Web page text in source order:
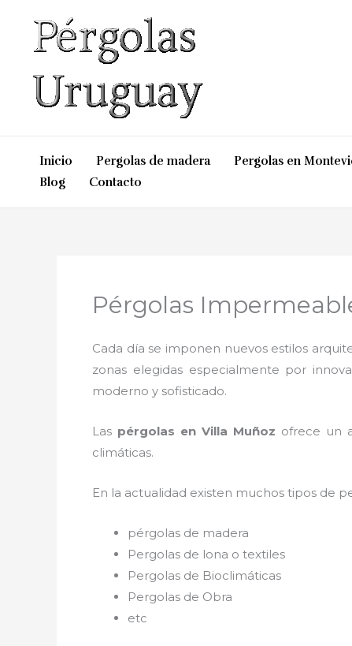
contenido
Inicio Pergolas de madera Pergolas en
Blog
Contacto
Pérgolas
Cada día se imponen nuevos estilos
zonas elegidas especialmente por
moderno y sofisticado.
Las pérgolas en Villa Muñoz ofrece un
climáticas.
En la actualidad existen muchos tipos de
pérgolas de madera
Pergolas de lona o textiles
Pergolas de Bioclimáticas
Pergolas de Obra
etc